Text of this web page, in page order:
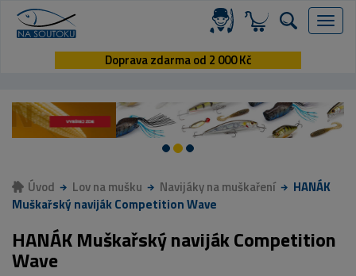
Menu
Doprava zdarma od 2 000 Kč
Úvod Lov na mušku Navijáky na muškaření
HANÁK
Muškařský naviják Competition Wave
HANÁK Muškařský naviják Competition
Wave